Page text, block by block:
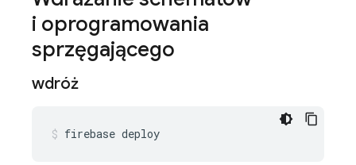
i oprogramowania
sprzęgającego
wdróż
firebase deploy